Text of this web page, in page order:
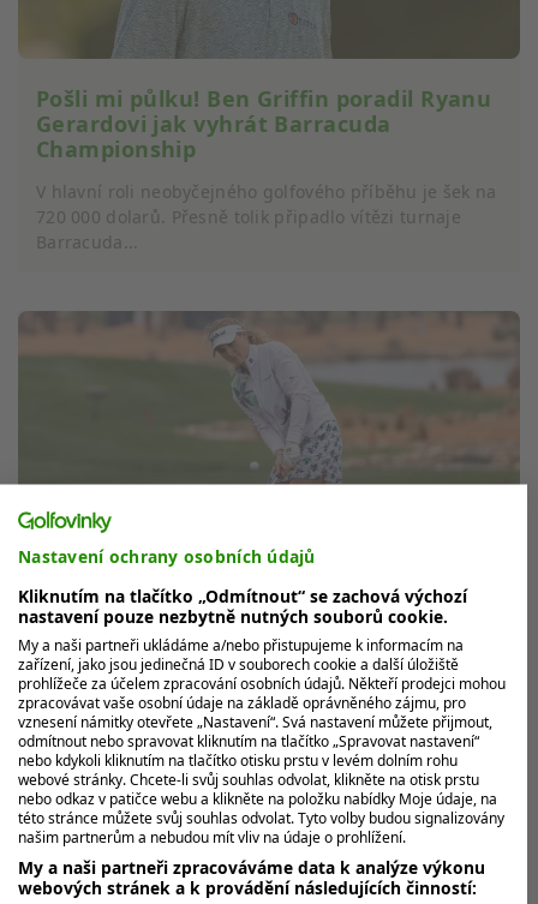
Pošli mi půlku! Ben Griffin poradil Ryanu
Gerardovi jak vyhrát Barracuda
Championship
V hlavní roli neobyčejného golfového příběhu je šek na
720 000 dolarů. Přesně tolik připadlo vítězi turnaje
Barracuda...
Cítím, že sem patřím, říká Sára Kousková
před majorem AIG Women's Open
Jeden z vrcholů ženské golfové sezóny AIG Women's
Open startuje tento týden na ikonickém linksovém
hřišti Royal Porthcawl ve...
MOHLO BY VÁS ZAJÍMAT
Nastavení ochrany osobních údajů
Kliknutím na tlačítko „Odmítnout“ se zachová výchozí
nastavení pouze nezbytně nutných souborů cookie.
My a naši partneři ukládáme a/nebo přistupujeme k informacím na
zařízení, jako jsou jedinečná ID v souborech cookie a další úložiště
prohlížeče za účelem zpracování osobních údajů. Někteří prodejci mohou
zpracovávat vaše osobní údaje na základě oprávněného zájmu, pro
vznesení námitky otevřete „Nastavení“. Svá nastavení můžete přijmout,
odmítnout nebo spravovat kliknutím na tlačítko „Spravovat nastavení“
nebo kdykoli kliknutím na tlačítko otisku prstu v levém dolním rohu
webové stránky. Chcete-li svůj souhlas odvolat, klikněte na otisk prstu
nebo odkaz v patičce webu a klikněte na položku nabídky Moje údaje, na
této stránce můžete svůj souhlas odvolat. Tyto volby budou signalizovány
našim partnerům a nebudou mít vliv na údaje o prohlížení.
My a naši partneři zpracováváme data k analýze výkonu
webových stránek a k provádění následujících činností: